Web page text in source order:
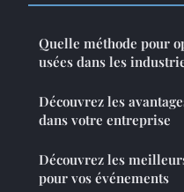
Quelle méthode pour
usées dans les
Découvrez les
dans votre entreprise
Découvrez les
pour vos événements